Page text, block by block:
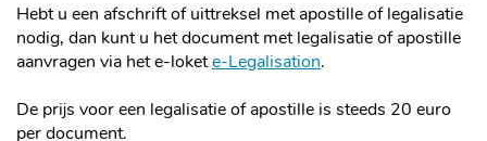
Hebt u een afschrift of uittreksel met apostille of legalisatie
nodig, dan kunt u het document met legalisatie of apostille
aanvragen via het e-lokete-Legalisation.
De prijs voor een legalisatie of apostille is steeds 20 euro
per document.